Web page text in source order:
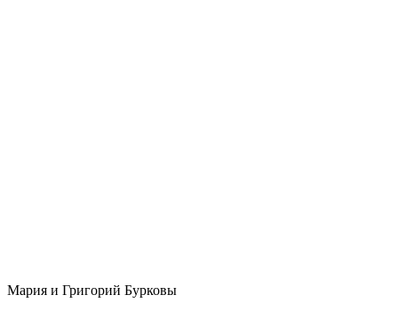
Мария и Григорий Бурковы